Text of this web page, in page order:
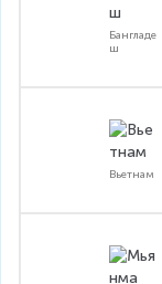
Бангладе
ш
Вьетнам